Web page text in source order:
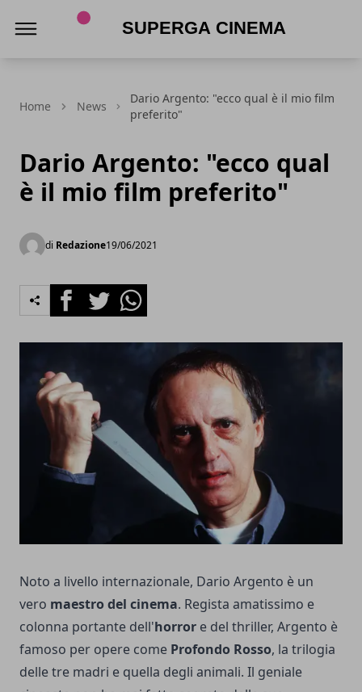
Home News
Dario Argento: "ecco qual è il mio film
preferito"
Dario Argento: "ecco qual
è il mio film preferito"
di Redazione19/06/2021
FacebookTwitterWhatsapp
Noto a livello internazionale, Dario Argento è un
vero maestro del cinema. Regista amatissimo e
colonna portante dell'horror e del thriller, Argento è
famoso per opere come Profondo Rosso, la trilogia
delle tre madri e quella degli animali. Il geniale